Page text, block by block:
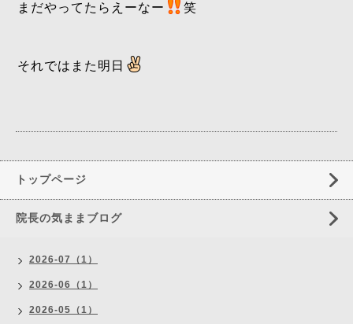
まだやってたらえーなー 笑
それではまた明日
トップページ
院長の気ままブログ
2026-07（1）
2026-06（1）
2026-05（1）